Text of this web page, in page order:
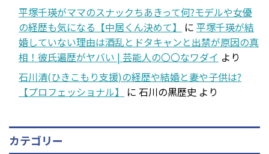
平塚千瑛がママのスナックちあきって何?モデルや女優
の経歴も気になる【中居くん決めて】
に 平塚千瑛が結
婚していない理由は酒乱とドタキャンと出禁が原因の真
相！彼氏遍歴がヤバい | 芸能人の〇〇なワダイ より
石川清(ひきこもり支援)の経歴や結婚と妻や子供は?
【プロフェッショナル】
に 石川の黒歴史 より
カテゴリー